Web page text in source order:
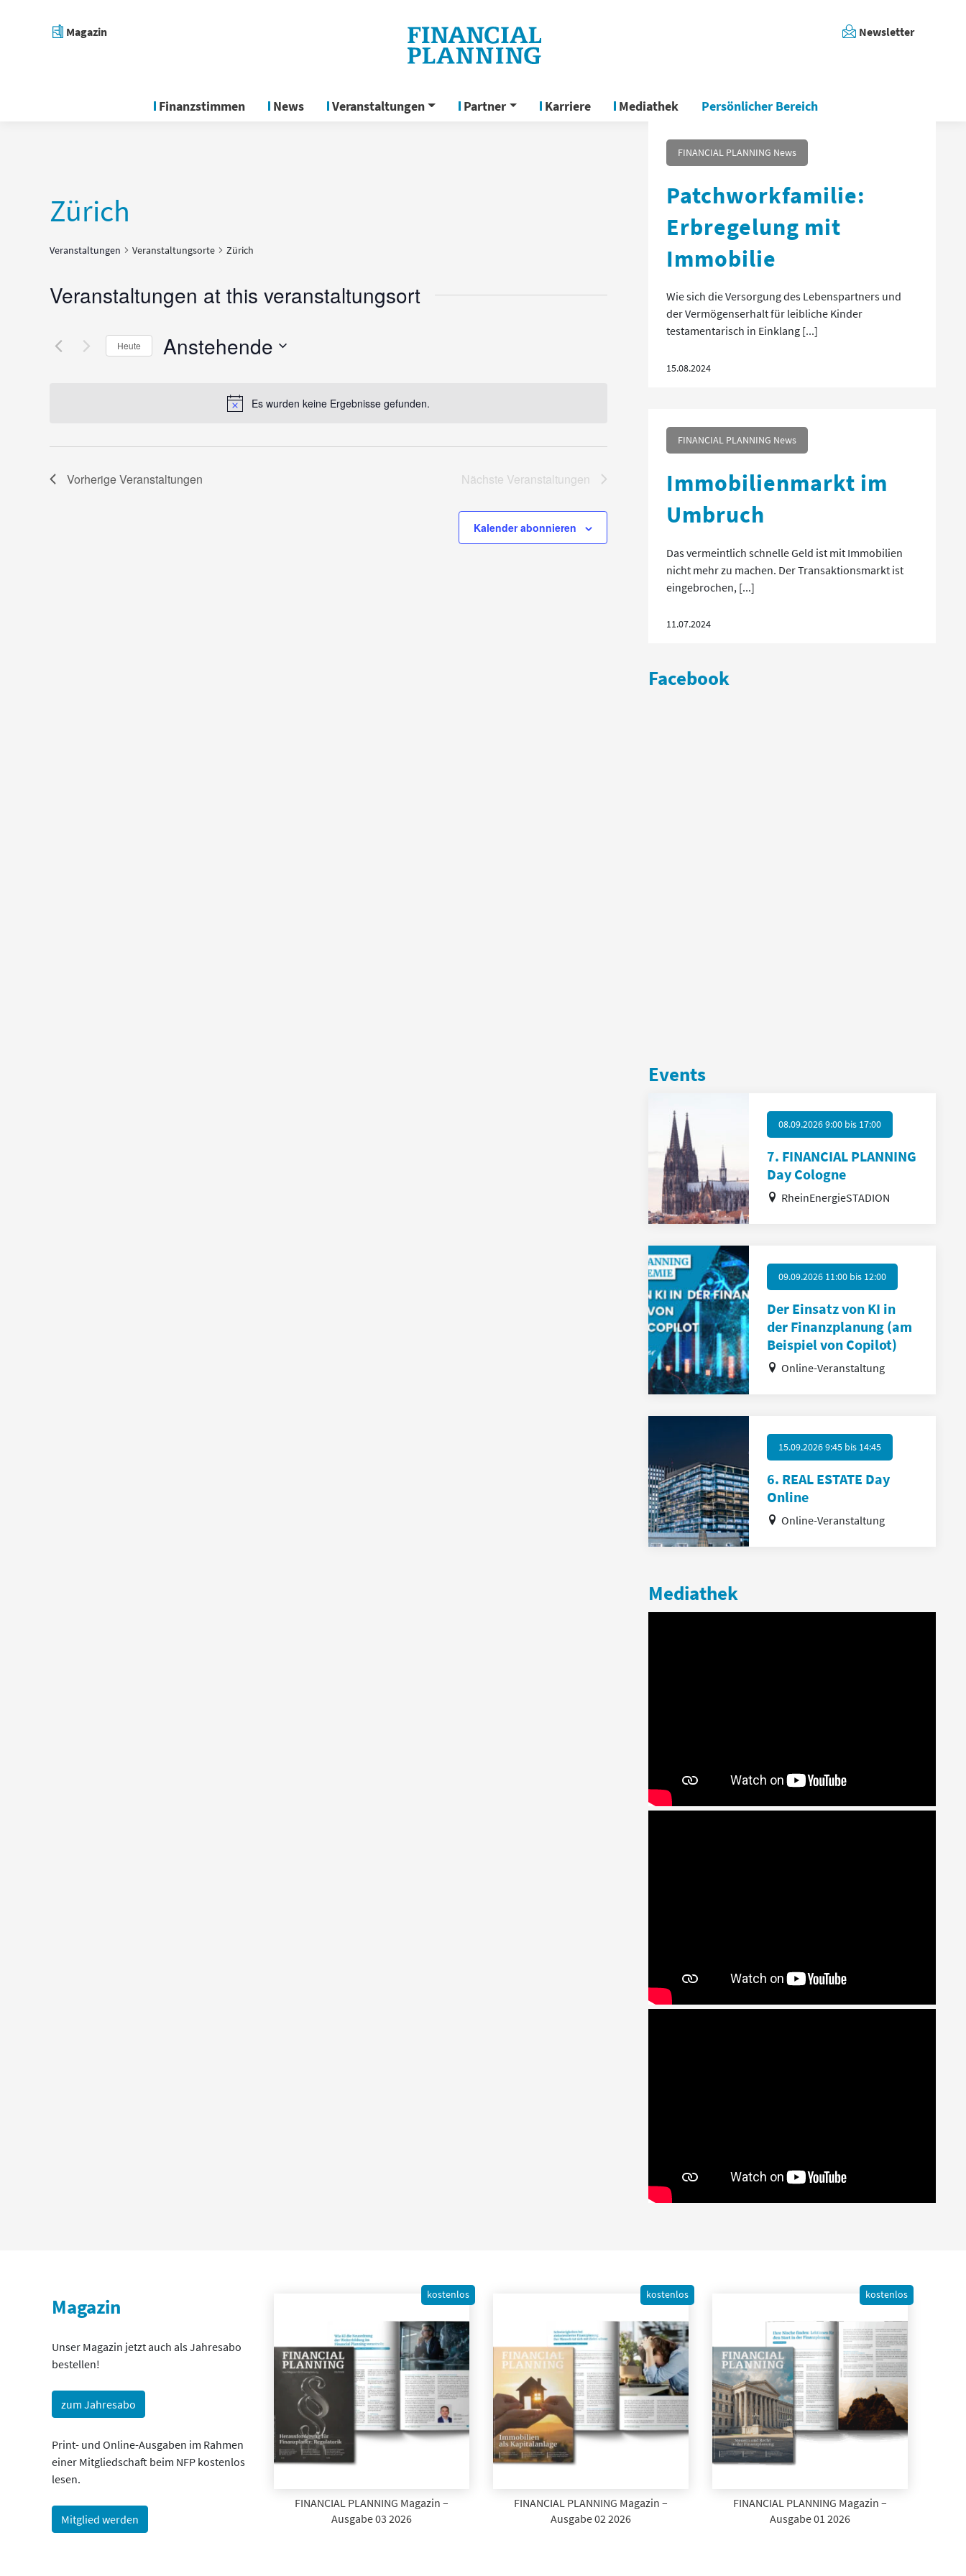
Magazin Newsletter
Finanzstimmen News Veranstaltungen Partner Karriere Mediathek Persönlicher Bereich
Notice
Es wurden keine Ergebnisse gefunden.
Zürich
Veranstaltungen Veranstaltungsorte Zürich
Veranstaltungen at this veranstaltungsort
Heute Anstehende
VorherigeVeranstaltungen Nächste Veranstaltungen
Kalender abonnieren
FINANCIAL PLANNING News
Patchworkfamilie:
Erbregelung mit
Immobilie
Wie sich die Versorgung des Lebenspartners und
der Vermögenserhalt für leibliche Kinder
testamentarisch in Einklang [...]
15.08.2024
FINANCIAL PLANNING News
Immobilienmarkt im
Umbruch
Das vermeintlich schnelle Geld ist mit Immobilien
nicht mehr zu machen. Der Transaktionsmarkt ist
eingebrochen, [...]
11.07.2024
Facebook
Events
08.09.2026 9:00 bis 17:00
7. FINANCIAL PLANNING
Day Cologne
RheinEnergieSTADION
09.09.2026 11:00 bis 12:00
Der Einsatz von KI in
der Finanzplanung (am
Beispiel von Copilot)
Online-Veranstaltung
15.09.2026 9:45 bis 14:45
6. REAL ESTATE Day
Online
Online-Veranstaltung
Mediathek
Magazin
Unser Magazin jetzt auch als Jahresabo
bestellen!
zum Jahresabo
Print- und Online-Ausgaben im Rahmen
einer Mitgliedschaft beim NFP kostenlos
lesen.
Mitglied werden
FINANCIAL PLANNING Magazin –
Ausgabe 03 2026
kostenlos
FINANCIAL PLANNING Magazin –
Ausgabe 02 2026
kostenlos
FINANCIAL PLANNING Magazin –
Ausgabe 01 2026
kostenlos